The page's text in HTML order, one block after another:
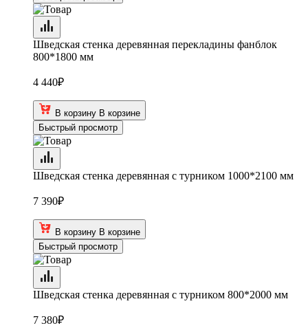
Шведская стенка деревянная перекладины фанблок
800*1800 мм
4 440₽
В корзину В корзине
Быстрый просмотр
Шведская стенка деревянная с турником 1000*2100 мм
7 390₽
В корзину В корзине
Быстрый просмотр
Шведская стенка деревянная с турником 800*2000 мм
7 380₽